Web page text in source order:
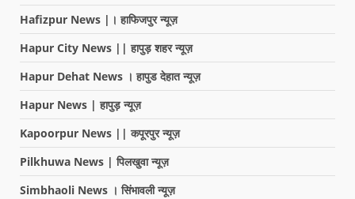
Hafizpur News |। हाफिजपुर न्यूज़
Hapur City News || हापुड़ शहर न्यूज़
Hapur Dehat News । हापुड देहात न्यूज़
Hapur News | हापुड़ न्यूज़
Kapoorpur News || कपूरपुर न्यूज़
Pilkhuwa News | पिलखुवा न्यूज़
Simbhaoli News । सिंभावली न्यूज़